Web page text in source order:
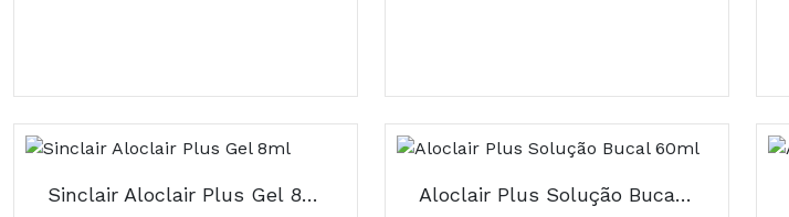
Sinclair Aloclair Plus Gel 8ml Aloclair Plus Solução Bucal 60ml